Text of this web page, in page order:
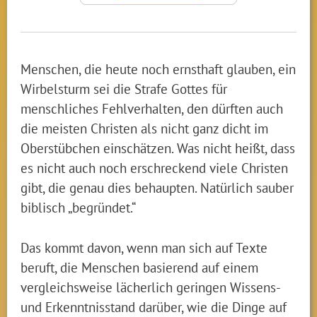
Menschen, die heute noch ernsthaft glauben, ein
Wirbelsturm sei die Strafe Gottes für
menschliches Fehlverhalten, den dürften auch
die meisten Christen als nicht ganz dicht im
Oberstübchen einschätzen. Was nicht heißt, dass
es nicht auch noch erschreckend viele Christen
gibt, die genau dies behaupten. Natürlich sauber
biblisch „begründet.“
Das kommt davon, wenn man sich auf Texte
beruft, die Menschen basierend auf einem
vergleichsweise lächerlich geringen Wissens-
und Erkenntnisstand darüber, wie die Dinge auf